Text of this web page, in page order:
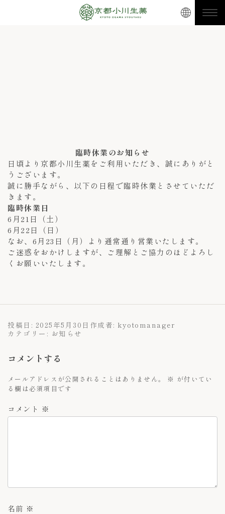
臨時休業のお知らせ
日頃より京都小川生薬をご利用いただき、誠にありがと
うございます。
誠に勝手ながら、以下の日程で臨時休業とさせていただ
きます。
臨時休業日
6月21日（土）
6月22日（日）
なお、6月23日（月）より通常通り営業いたします。
ご迷惑をおかけしますが、ご理解とご協力のほどよろし
くお願いいたします。
投稿日: 2025年5月30日 作成者: kyotomanager
カテゴリー: お知らせ
コメントする
メールアドレスが公開されることはありません。 ※ が付いてい
る欄は必須項目です
コメント ※
名前 ※